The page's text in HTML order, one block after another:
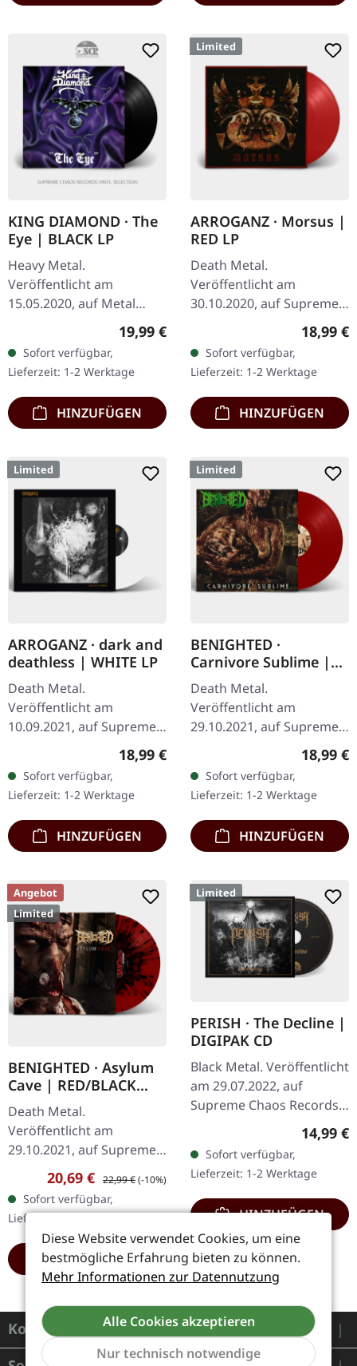
KING DIAMOND · The
Eye | BLACK LP
Heavy Metal.
Veröffentlicht am
15.05.2020, auf Metal
Blade Records. Schwarzes
Vinyl mit Textblatt und
Download-Card.
Veröffentlicht im Jahr
1990,…
Regulärer Preis:
19,99 €
Sofort verfügbar,
Lieferzeit: 1-2 Werktage
HINZUFÜGEN
Limited
ARROGANZ · Morsus |
RED LP
Death Metal.
Veröffentlicht am
30.10.2020, auf Supreme
Transparent rotes Vinyl
im Gatefold-Cover,
limitiert auf 200
handnummerierte…
18,99 €
Sofort verfügbar,
Lieferzeit: 1-2 Werktage
HINZUFÜGEN
Limited
ARROGANZ · dark and
deathless | WHITE LP
Death Metal.
Veröffentlicht am
10.09.2021, auf Supreme
Chaos Records. Weißes
Vinyl im schweren Cover
mit Insert. Limitiert auf
200 handnummerierte…
Regulärer Preis:
18,99 €
Sofort verfügbar,
Lieferzeit: 1-2 Werktage
HINZUFÜGEN
Limited
BENIGHTED ·
Carnivore Sublime |
RED LP
Death Metal.
Veröffentlicht am
29.10.2021, auf Supreme
Transparent rotes Vinyl.
Neuauflage als
hochwertiges Vinyl mit
Original…
18,99 €
Sofort verfügbar,
Lieferzeit: 1-2 Werktage
HINZUFÜGEN
Angebot
Limited
BENIGHTED · Asylum
Cave | RED/BLACK
SPLATTER LP
Death Metal.
Veröffentlicht am
29.10.2021, auf Supreme
Chaos Records.
Transparent rotes Vinyl
mit schwarzen Splattern
und Insert. Limitiert auf
200…
Verkaufspreis:
20,69 € Regulärer Preis:
22,99 €(-10%)
Sofort verfügbar,
Lieferzeit: 1-2 Werktage
HINZUFÜGEN
Limited
PERISH · The Decline |
DIGIPAK CD
Black Metal. Veröffentlicht
am 29.07.2022, auf
Supreme Chaos Records.
CD im DigiPak, 12-seitiges
Booklet, limitiert auf 300
handnummerierte
Exemplare…
14,99 €
Sofort verfügbar,
Lieferzeit: 1-2 Werktage
HINZUFÜGEN
Kontakt
Diese Website verwendet Cookies, um eine
bestmögliche Erfahrung bieten zu können.
Mehr Informationen zur Datennutzung
Alle Cookies akzeptieren
Nur technisch notwendige